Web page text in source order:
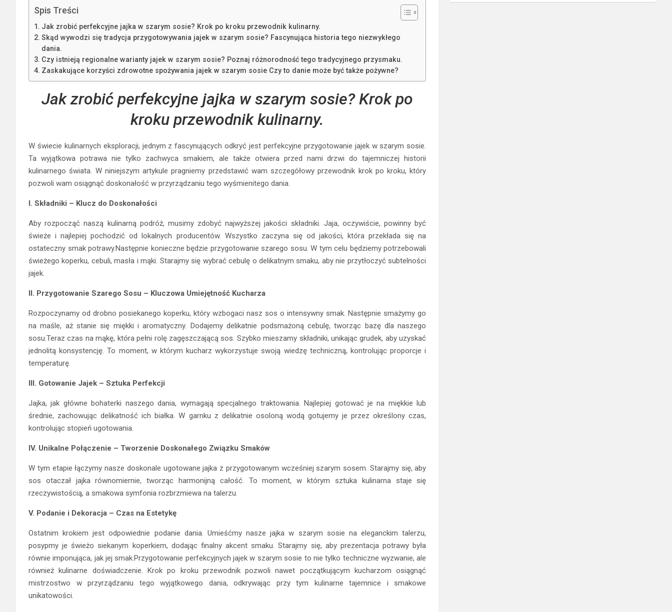
Spis Treści
Jak zrobić perfekcyjne jajka w szarym sosie? Krok po kroku przewodnik kulinarny.
Skąd wywodzi się tradycja przygotowywania jajek w szarym sosie? Fascynująca historia tego niezwykłego
dania.
Czy istnieją regionalne warianty jajek w szarym sosie? Poznaj różnorodność tego tradycyjnego przysmaku.
Zaskakujące korzyści zdrowotne spożywania jajek w szarym sosie Czy to danie może być także pożywne?
Jak zrobić perfekcyjne jajka w szarym sosie? Krok po
kroku przewodnik kulinarny.
W świecie kulinarnych eksploracji, jednym z fascynujących odkryć jest perfekcyjne przygotowanie jajek w szarym sosie.
Ta wyjątkowa potrawa nie tylko zachwyca smakiem, ale także otwiera przed nami drzwi do tajemniczej historii
kulinarnego świata. W niniejszym artykule pragniemy przedstawić wam szczegółowy przewodnik krok po kroku, który
pozwoli wam osiągnąć doskonałość w przyrządzaniu tego wyśmienitego dania.
I. Składniki – Klucz do Doskonałości
Aby rozpocząć naszą kulinarną podróż, musimy zdobyć najwyższej jakości składniki. Jaja, oczywiście, powinny być
świeże i najlepiej pochodzić od lokalnych producentów. Wszystko zaczyna się od jakości, która przekłada się na
ostateczny smak potrawy.Następnie konieczne będzie przygotowanie szarego sosu. W tym celu będziemy potrzebowali
świeżego koperku, cebuli, masła i mąki. Starajmy się wybrać cebulę o delikatnym smaku, aby nie przytłoczyć subtelności
jajek.
II. Przygotowanie Szarego Sosu – Kluczowa Umiejętność Kucharza
Rozpoczynamy od drobno posiekanego koperku, który wzbogaci nasz sos o intensywny smak. Następnie smażymy go
na maśle, aż stanie się miękki i aromatyczny. Dodajemy delikatnie podsmażoną cebulę, tworząc bazę dla naszego
sosu.Teraz czas na mąkę, która pełni rolę zagęszczającą sos. Szybko mieszamy składniki, unikając grudek, aby uzyskać
jednolitą konsystencję. To moment, w którym kucharz wykorzystuje swoją wiedzę techniczną, kontrolując proporcje i
temperaturę.
III. Gotowanie Jajek – Sztuka Perfekcji
Jajka, jak główne bohaterki naszego dania, wymagają specjalnego traktowania. Najlepiej gotować je na miękkie lub
średnie, zachowując delikatność ich białka. W garnku z delikatnie osoloną wodą gotujemy je przez określony czas,
kontrolując stopień ugotowania.
IV. Unikalne Połączenie – Tworzenie Doskonałego Związku Smaków
W tym etapie łączymy nasze doskonale ugotowane jajka z przygotowanym wcześniej szarym sosem. Starajmy się, aby
sos otaczał jajka równomiernie, tworząc harmonijną całość. To moment, w którym sztuka kulinarna staje się
rzeczywistością, a smakowa symfonia rozbrzmiewa na talerzu.
V. Podanie i Dekoracja – Czas na Estetykę
Ostatnim krokiem jest odpowiednie podanie dania. Umieśćmy nasze jajka w szarym sosie na eleganckim talerzu,
posypmy je świeżo siekanym koperkiem, dodając finalny akcent smaku. Starajmy się, aby prezentacja potrawy była
równie imponująca, jak jej smak.Przygotowanie perfekcyjnych jajek w szarym sosie to nie tylko techniczne wyzwanie, ale
również kulinarne doświadczenie. Krok po kroku przewodnik pozwoli nawet początkującym kucharzom osiągnąć
mistrzostwo w przyrządzaniu tego wyjątkowego dania, odkrywając przy tym kulinarne tajemnice i smakowe
unikatowości.